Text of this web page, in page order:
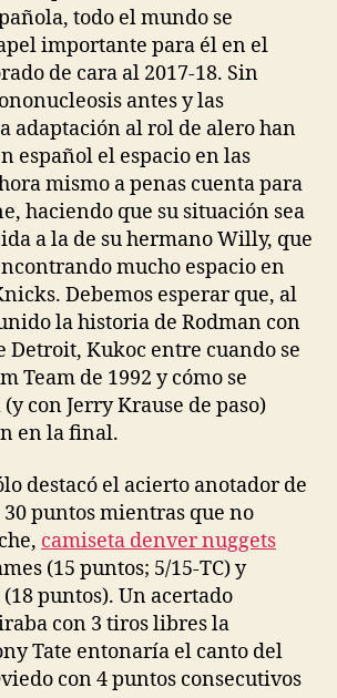
todo el mundo se
importante para él en el
de cara al 2017-18. Sin
antes y las
adaptación al rol de alero han
español el espacio en las
mismo a penas cuenta para
haciendo que su situación sea
a la de su hermano Willy, que
mucho espacio en
Debemos esperar que, al
la historia de Rodman con
Detroit, Kukoc entre cuando se
Team de 1992 y cómo se
con Jerry Krause de paso)
en la final.
destacó el acierto anotador de
30 puntos mientras que no
camiseta denver nuggets
(15 puntos; 5/15-TC) y
puntos). Un acertado
con 3 tiros libres la
Tate entonaría el canto del
con 4 puntos consecutivos